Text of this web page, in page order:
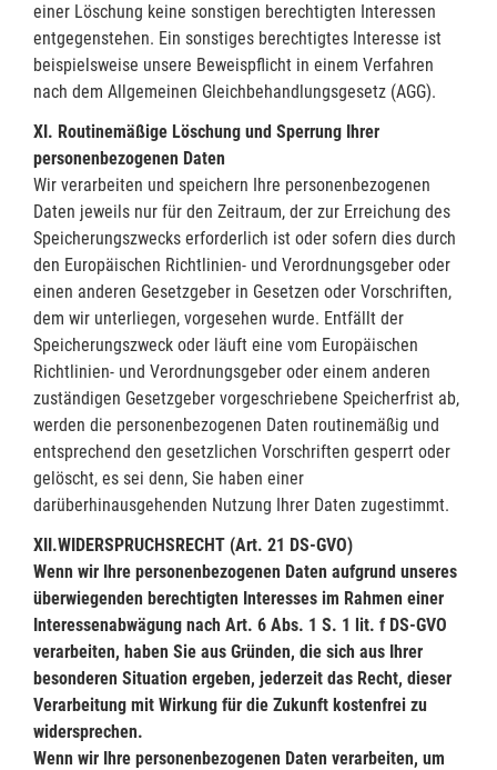
einer Löschung keine sonstigen berechtigten Interessen
entgegenstehen. Ein sonstiges berechtigtes Interesse ist
beispielsweise unsere Beweispflicht in einem Verfahren
nach dem Allgemeinen Gleichbehandlungsgesetz (AGG).
XI. Routinemäßige Löschung und Sperrung Ihrer
personenbezogenen Daten
Wir verarbeiten und speichern Ihre personenbezogenen
Daten jeweils nur für den Zeitraum, der zur Erreichung des
Speicherungszwecks erforderlich ist oder sofern dies durch
den Europäischen Richtlinien- und Verordnungsgeber oder
einen anderen Gesetzgeber in Gesetzen oder Vorschriften,
dem wir unterliegen, vorgesehen wurde. Entfällt der
Speicherungszweck oder läuft eine vom Europäischen
Richtlinien- und Verordnungsgeber oder einem anderen
zuständigen Gesetzgeber vorgeschriebene Speicherfrist ab,
werden die personenbezogenen Daten routinemäßig und
entsprechend den gesetzlichen Vorschriften gesperrt oder
gelöscht, es sei denn, Sie haben einer
darüberhinausgehenden Nutzung Ihrer Daten zugestimmt.
XII.WIDERSPRUCHSRECHT (Art. 21 DS-GVO)
Wenn wir Ihre personenbezogenen Daten aufgrund unseres
überwiegenden berechtigten Interesses im Rahmen einer
Interessenabwägung nach Art. 6 Abs. 1 S. 1 lit. f DS-GVO
verarbeiten, haben Sie aus Gründen, die sich aus Ihrer
besonderen Situation ergeben, jederzeit das Recht, dieser
Verarbeitung mit Wirkung für die Zukunft kostenfrei zu
widersprechen.
Wenn wir Ihre personenbezogenen Daten verarbeiten, um